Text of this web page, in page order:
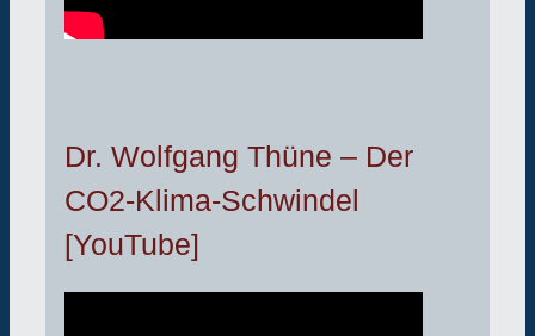
Dr. Wolfgang Thüne – Der
CO2-Klima-Schwindel
[YouTube]